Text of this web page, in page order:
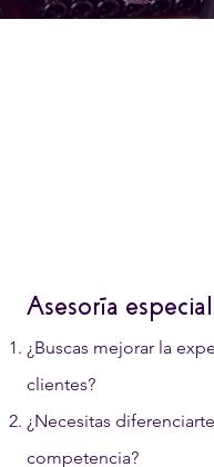
Asesoría
¿Buscas mejorar la
clientes?
¿Necesitas
competencia?